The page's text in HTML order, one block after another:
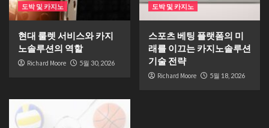
도박 및 카지노
현대 룰렛 서비스와 카지
노솔루션의 역할
Richard Moore 5월 30, 2026
도박 및 카지노
스포츠 베팅 플랫폼의 미
래를 이끄는 카지노솔루션
기술 전략
Richard Moore 5월 18, 2026